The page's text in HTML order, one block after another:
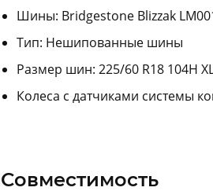
Шины: Bridgestone Blizzak
Тип: Нешипованные шины
Размер шин: 225/60 R18 104H
Колеса с датчиками системы
Совместимость